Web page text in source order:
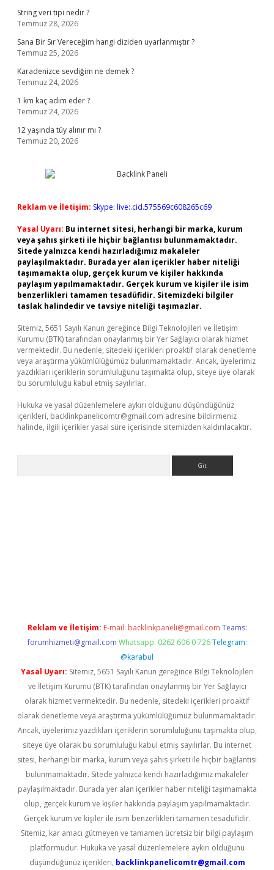
String veri tipi nedir ?
Temmuz 28, 2026
Sana Bir Sır Vereceğim hangi diziden uyarlanmıştır ?
Temmuz 25, 2026
Karadenizce sevdiğim ne demek ?
Temmuz 24, 2026
1 km kaç adım eder ?
Temmuz 24, 2026
12 yaşında tüy alınır mı ?
Temmuz 20, 2026
Reklam ve İletişim: Skype: live:.cid.575569c608265c69
Yasal Uyarı: Bu internet sitesi, herhangi bir marka, kurum
veya şahıs şirketi ile hiçbir bağlantısı bulunmamaktadır.
Sitede yalnızca kendi hazırladığımız makaleler
paylaşılmaktadır. Burada yer alan içerikler haber niteliği
taşımamakta olup, gerçek kurum ve kişiler hakkında
paylaşım yapılmamaktadır. Gerçek kurum ve kişiler ile isim
benzerlikleri tamamen tesadüfidir. Sitemizdeki bilgiler
taslak halindedir ve tavsiye niteliği taşımazlar.
Sitemiz, 5651 Sayılı Kanun gereğince Bilgi Teknolojileri ve İletişim
Kurumu (BTK) tarafından onaylanmış bir Yer Sağlayıcı olarak hizmet
vermektedir. Bu nedenle, sitedeki içerikleri proaktif olarak denetleme
veya araştırma yükümlülüğümüz bulunmamaktadır. Ancak, üyelerimiz
yazdıkları içeriklerin sorumluluğunu taşımakta olup, siteye üye olarak
bu sorumluluğu kabul etmiş sayılırlar.
Hukuka ve yasal düzenlemelere aykırı olduğunu düşündüğünüz
içerikleri, backlinkpanelicomtr@gmail.com adresine bildirmeniz
halinde, ilgili içerikler yasal süre içerisinde sitemizden kaldırılacaktır.
Reklam ve İletişim: E-mail: backlinkpaneli@gmail.com Teams:
forumhizmeti@gmail.com Whatsapp: 0262 606 0 726 Telegram:
@karabul
Yasal Uyarı: Sitemiz, 5651 Sayılı Kanun gereğince Bilgi Teknolojileri
ve İletişim Kurumu (BTK) tarafından onaylanmış bir Yer Sağlayıcı
olarak hizmet vermektedir. Bu nedenle, sitedeki içerikleri proaktif
olarak denetleme veya araştırma yükümlülüğümüz bulunmamaktadır.
Ancak, üyelerimiz yazdıkları içeriklerin sorumluluğunu taşımakta olup,
siteye üye olarak bu sorumluluğu kabul etmiş sayılırlar. Bu internet
sitesi, herhangi bir marka, kurum veya şahıs şirketi ile hiçbir bağlantısı
bulunmamaktadır. Sitede yalnızca kendi hazırladığımız makaleler
paylaşılmaktadır. Burada yer alan içerikler haber niteliği taşımamakta
olup, gerçek kurum ve kişiler hakkında paylaşım yapılmamaktadır.
Gerçek kurum ve kişiler ile isim benzerlikleri tamamen tesadüfidir.
Sitemiz, kar amacı gütmeyen ve tamamen ücretsiz bir bilgi paylaşım
platformudur. Hukuka ve yasal düzenlemelere aykırı olduğunu
düşündüğünüz içerikleri, backlinkpanelicomtr@gmail.com